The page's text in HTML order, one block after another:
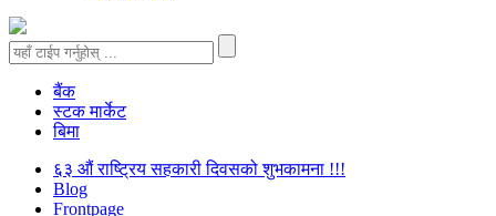
बैंक
स्टक मार्केट
बिमा
६३ औं राष्ट्रिय सहकारी दिवसको शुभकामना !!!
Blog
Frontpage